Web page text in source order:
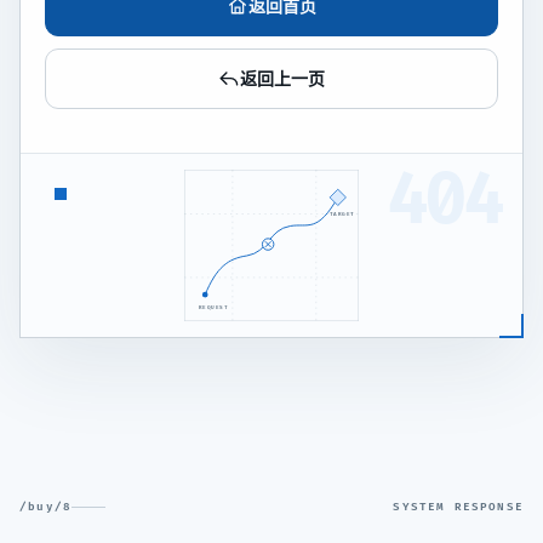
返回首页
返回上一页
REQUEST
TARGET
/buy/8 SYSTEM RESPONSE